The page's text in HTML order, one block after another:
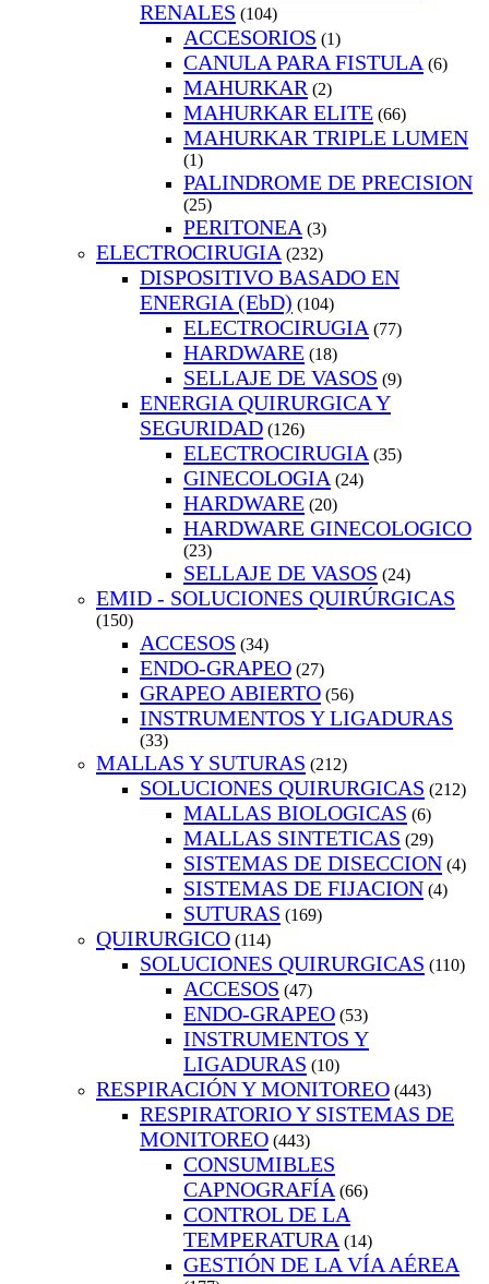
RENALES (104)
ACCESORIOS (1)
CANULA PARA FISTULA (6)
MAHURKAR (2)
MAHURKAR ELITE (66)
MAHURKAR TRIPLE LUMEN
(1)
PALINDROME DE PRECISION
(25)
PERITONEA (3)
ELECTROCIRUGIA (232)
DISPOSITIVO BASADO EN
ENERGIA (EbD) (104)
ELECTROCIRUGIA (77)
HARDWARE (18)
SELLAJE DE VASOS (9)
ENERGIA QUIRURGICA Y
SEGURIDAD (126)
ELECTROCIRUGIA (35)
GINECOLOGIA (24)
HARDWARE (20)
HARDWARE GINECOLOGICO
(23)
SELLAJE DE VASOS (24)
EMID - SOLUCIONES QUIRÚRGICAS
(150)
ACCESOS (34)
ENDO-GRAPEO (27)
GRAPEO ABIERTO (56)
INSTRUMENTOS Y LIGADURAS
(33)
MALLAS Y SUTURAS (212)
SOLUCIONES QUIRURGICAS (212)
MALLAS BIOLOGICAS (6)
MALLAS SINTETICAS (29)
SISTEMAS DE DISECCION (4)
SISTEMAS DE FIJACION (4)
SUTURAS (169)
QUIRURGICO (114)
SOLUCIONES QUIRURGICAS (110)
ACCESOS (47)
ENDO-GRAPEO (53)
INSTRUMENTOS Y
LIGADURAS (10)
RESPIRACIÓN Y MONITOREO (443)
RESPIRATORIO Y SISTEMAS DE
MONITOREO (443)
CONSUMIBLES
CAPNOGRAFÍA (66)
CONTROL DE LA
TEMPERATURA (14)
GESTIÓN DE LA VÍA AÉREA